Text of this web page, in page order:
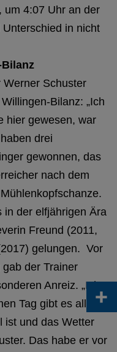
um 4:07 Uhr an der
in nicht
Werner Schuster
Bilanz: „Ich
hier gewesen, war
drei
gewonnen, das
nach dem
in der elfjährigen Ära
Freund (2011,
gelungen. Vor
der Trainer
Anreiz. „Ich
Tag gibt es alle
ist und das Wetter
Das habe er vor
+